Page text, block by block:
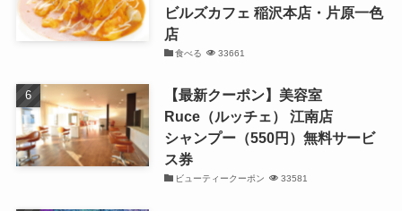
ビルズカフェ 稲沢本店・片原一色
店
食べる 33661
【最新クーポン】美容室
Ruce（ルッチェ） 江南店
シャンプー（550円）無料サービ
ス券
ビューティークーポン 33581